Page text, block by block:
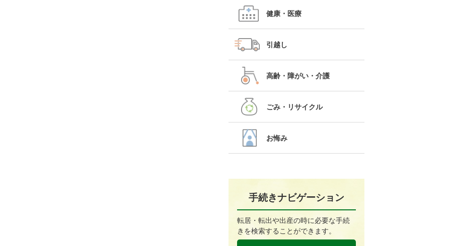
健康・医療
引越し
高齢・障がい・介護
ごみ・リサイクル
お悔み
手続きナビゲーション
転居・転出や出産の時に必要な手続
きを検索することができます。